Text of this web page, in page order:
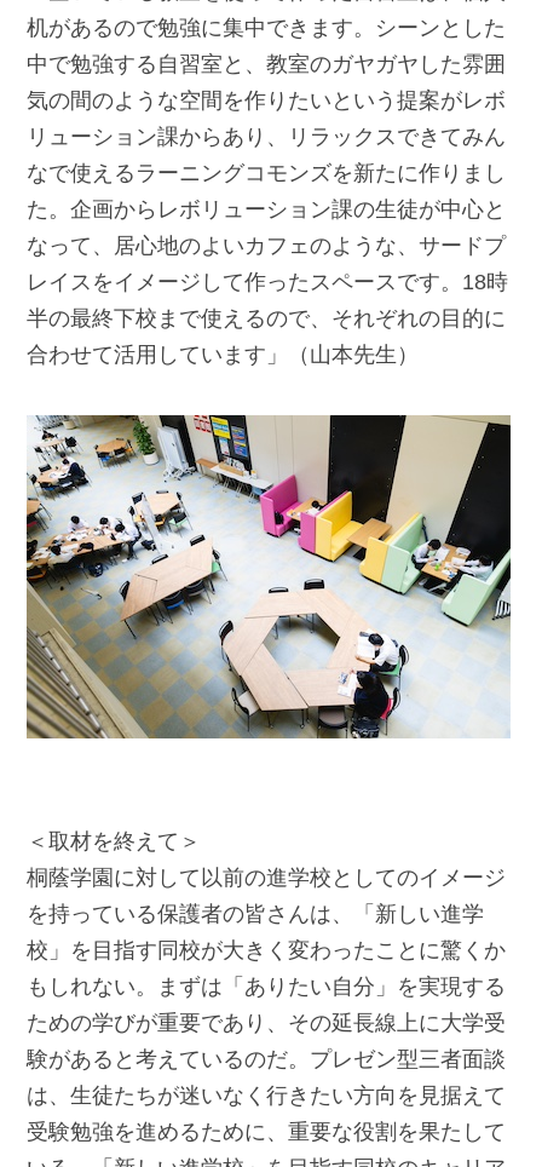
机があるので勉強に集中できます。シーンとした
中で勉強する自習室と、教室のガヤガヤした雰囲
気の間のような空間を作りたいという提案がレボ
リューション課からあり、リラックスできてみん
なで使えるラーニングコモンズを新たに作りまし
た。企画からレボリューション課の生徒が中心と
なって、居心地のよいカフェのような、サードプ
レイスをイメージして作ったスペースです。18時
半の最終下校まで使えるので、それぞれの目的に
合わせて活用しています」（山本先生）
＜取材を終えて＞
桐蔭学園に対して以前の進学校としてのイメージ
を持っている保護者の皆さんは、「新しい進学
校」を目指す同校が大きく変わったことに驚くか
もしれない。まずは「ありたい自分」を実現する
ための学びが重要であり、その延長線上に大学受
験があると考えているのだ。プレゼン型三者面談
は、生徒たちが迷いなく行きたい方向を見据えて
受験勉強を進めるために、重要な役割を果たして